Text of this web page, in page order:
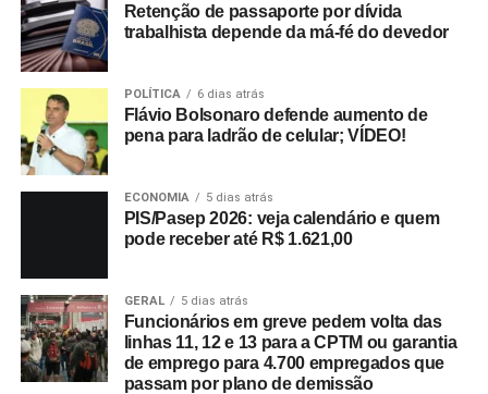
Retenção de passaporte por dívida
trabalhista depende da má-fé do devedor
POLÍTICA 6 dias atrás
Flávio Bolsonaro defende aumento de
pena para ladrão de celular; VÍDEO!
ECONOMIA 5 dias atrás
PIS/Pasep 2026: veja calendário e quem
pode receber até R$ 1.621,00
GERAL 5 dias atrás
Funcionários em greve pedem volta das
linhas 11, 12 e 13 para a CPTM ou garantia
de emprego para 4.700 empregados que
passam por plano de demissão